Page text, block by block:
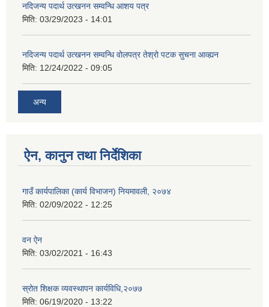
नदिजन्य पदार्थ उत्खनन सम्वन्धि आशय पत्र
मिति: 03/29/2023 - 14:01
नदिजन्य पदार्थ उत्खनन सम्वन्धि वोलपत्र तेश्रो पटक सुचना आव्ह्यन
मिति: 12/24/2022 - 09:05
अन्य
ऐन, कानुन तथा निर्देशिका
गाउँ कार्यपालिका (कार्य विभाजन) नियमावली, २०७४
मिति: 02/09/2022 - 12:25
वन ऐन
मिति: 03/02/2021 - 16:43
स्रोत शिक्षक व्यवस्थापन कार्यविधि,२०७७
मिति: 06/19/2020 - 13:22